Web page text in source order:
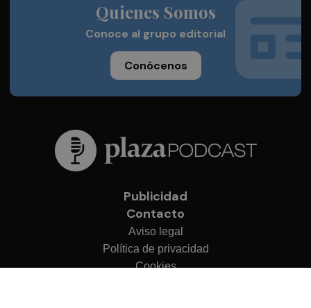
Quienes Somos
Conoce al grupo editorial
Conócenos
Publicidad
Contacto
Aviso legal
Política de privacidad
Cookies